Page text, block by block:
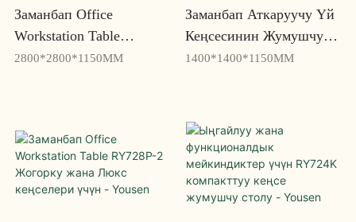
Заманбап Office
Workstation Table
RY728P-3 Жогорку Жана
2800*2800*1150MM
Заманбап Аткаруучу Үй
Кеңсесинин Жумушчу
Станциясы RY728P-1 -
1400*1400*1150MM